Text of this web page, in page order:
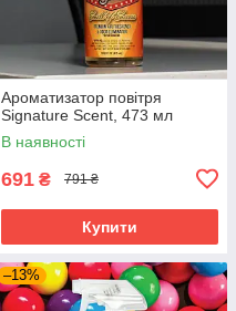
Ароматизатор повітря
Signature Scent, 473 мл
В наявності
691 ₴ 791 ₴
Купити
–13%